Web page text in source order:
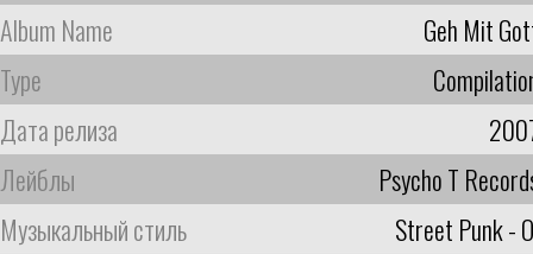
Album Name
Geh Mit
Type
Дата релиза
Лейблы
Psycho T
Музыкальный стиль
Street Punk -